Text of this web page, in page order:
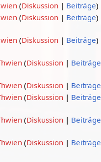
Diskussion Beiträge
Diskussion Beiträge
Diskussion Beiträge
Diskussion Beiträge
Diskussion Beiträge
Diskussion Beiträge
Diskussion Beiträge
Diskussion Beiträge